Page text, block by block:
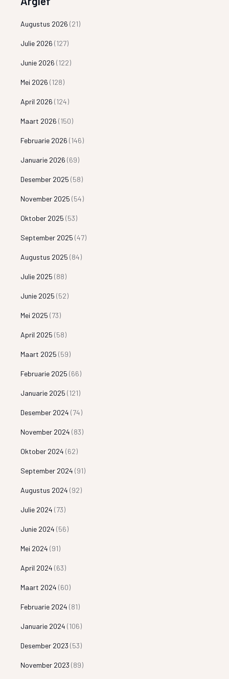
Augustus 2026 (21)
Julie 2026 (127)
Junie 2026 (122)
Mei 2026 (128)
April 2026 (124)
Maart 2026 (150)
Februarie 2026 (146)
Januarie 2026 (69)
Desember 2025 (58)
November 2025 (54)
Oktober 2025 (53)
September 2025 (47)
Augustus 2025 (84)
Julie 2025 (88)
Junie 2025 (52)
Mei 2025 (73)
April 2025 (58)
Maart 2025 (59)
Februarie 2025 (66)
Januarie 2025 (121)
Desember 2024 (74)
November 2024 (83)
Oktober 2024 (62)
September 2024 (91)
Augustus 2024 (92)
Julie 2024 (73)
Junie 2024 (56)
Mei 2024 (91)
April 2024 (63)
Maart 2024 (60)
Februarie 2024 (81)
Januarie 2024 (106)
Desember 2023 (53)
November 2023 (89)